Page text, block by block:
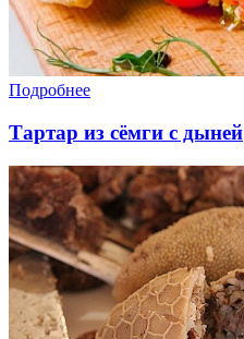
Подробнее
Тартар из сёмги с дыней